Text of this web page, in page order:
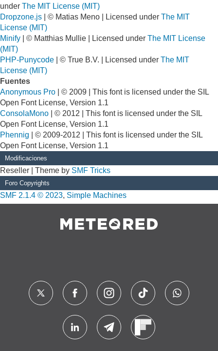
under The MIT License (MIT)
Dropzone.js | © Matias Meno | Licensed under The MIT
License (MIT)
Minify | © Matthias Mullie | Licensed under The MIT License
(MIT)
PHP-Punycode | © True B.V. | Licensed under The MIT
License (MIT)
Fuentes
Anonymous Pro | © 2009 | This font is licensed under the SIL
Open Font License, Version 1.1
ConsolaMono | © 2012 | This font is licensed under the SIL
Open Font License, Version 1.1
Phennig | © 2009-2012 | This font is licensed under the SIL
Open Font License, Version 1.1
Modificaciones
Reseller | Theme by SMF Tricks
Foro Copyrights
SMF 2.1.4 © 2023, Simple Machines